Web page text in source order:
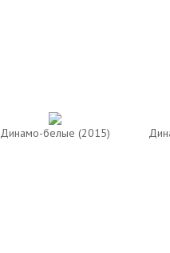
Динамо-белые (2015)